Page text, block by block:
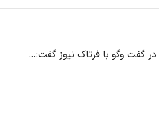
گفت وگو با فرتاک نیوز گفت:…